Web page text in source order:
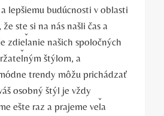
lepšiemu budúcnosti v oblasti
ste si na nás našli čas a
zdieľanie našich spoločných
štýlom, a
trendy môžu prichádzať
osobný štýl je vždy
ešte raz a prajeme veľa